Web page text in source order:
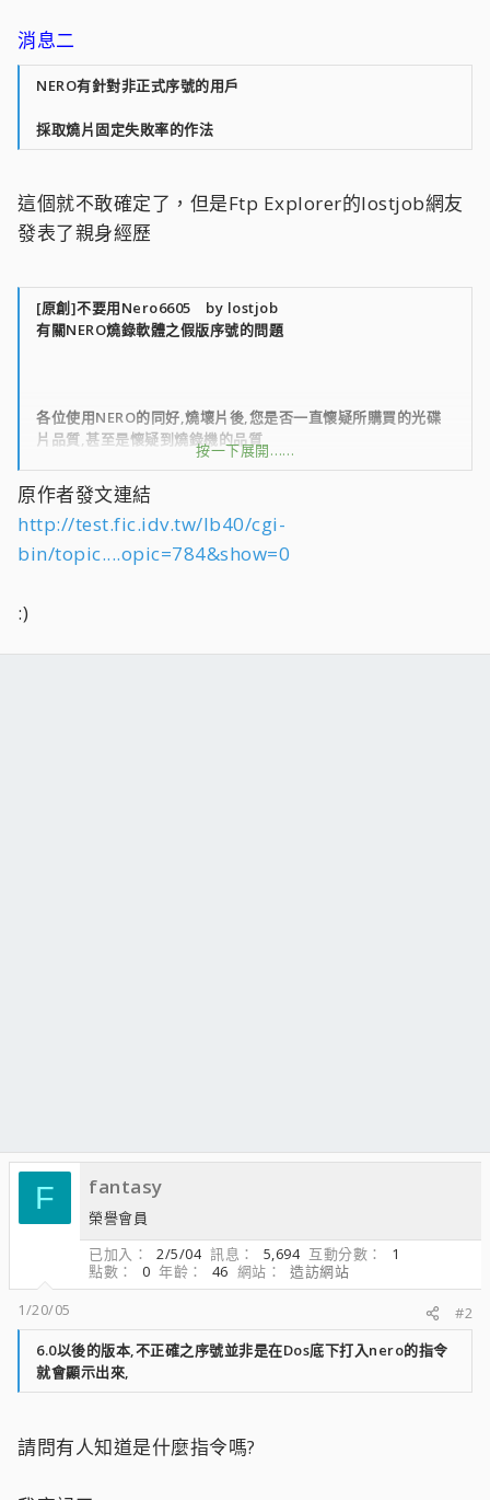
消息來源：Ringz Studio ( 暴風影音 製作組 )
消息二
NERO有針對非正式序號的用戶
採取燒片固定失敗率的作法
這個就不敢確定了，但是Ftp Explorer的lostjob網友
發表了親身經歷
[原創]不要用Nero6605 by lostjob
有關NERO燒錄軟體之假版序號的問題
各位使用NERO的同好,燒壞片後,您是否一直懷疑所購買的光碟
片品質,甚至是懷疑到燒錄機的品質
甚或者是NERO比較挑片
答案揭曉!!
傳聞會隨機燒錄壞片,確實是真的!!不要懷疑!!
出6.603的版本正確序號,
Nero的版本更新速度相當的快,應該主要是針對假版序號的問題,
另外一個問題是,Nero官方網站雖有提供DEMO版下載,我們姑且
稱之為網路版,
這個網路版雖然可以變為企業版,但同樣的有假版序號老問題!
網路上流傳的序號及序號產生器,均尚未能正確產生出正確的序
Nero的另一個版本是光碟版的零售版,
按一下展開……
原作者發文連結
http://test.fic.idv.tw/lb40/cgi-
bin/topic....opic=784&show=0
:)
F fantasy
榮譽會員
已加入
2/5/04 訊息 5,694 互動分數
1
點數
0 年齡 46 網站
造訪網站
1/20/05
#2
6.0以後的版本,不正確之序號並非是在Dos底下打入nero的指令
就會顯示出來,
請問有人知道是什麼指令嗎?